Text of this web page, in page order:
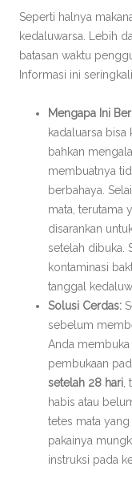
Seperti halnya
kedaluwarsa. Lebih
batasan waktu
Informasi ini
Mengapa Ini
kadaluarsa bisa
bahkan
membuatnya
berbahaya.
mata, terutama
disarankan
setelah dibuka.
kontaminasi
tanggal
Solusi Cerdas:
sebelum
Anda
pembukaan
setelah 28 hari
habis atau
tetes mata
pakainya
instruksi pada